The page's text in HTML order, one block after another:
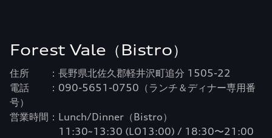
Forest Vale（Bistro）
住所 ：長野県北佐久郡軽井沢町追分 1505-22
電話 ：090-5651-0750（ランチ＆ディナー専用番
号）
営業時間：Lunch/Dinner（Bistro）
11:30~13:30 (LO13:00) / 18:30〜21:00